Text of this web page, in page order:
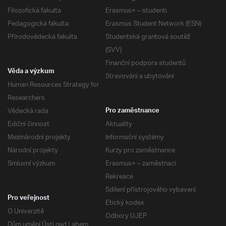
Filozofická fakulta
Pedagogická fakulta
Přírodovědecká fakulta
Erasmus+ – studenti
Erasmus Student Network (ESN)
Studentská grantová soutěž
(SVV)
Finanční podpora studentů
Stravování a ubytování
Věda a výzkum
Human Resources Strategy for
Researchers
Vědecká rada
Ediční činnost
Mezinárodní projekty
Národní projekty
Smluvní výzkum
Pro zaměstnance
Aktuality
Informační systémy
Kurzy pro zaměstnance
Erasmus+ – zaměstnaci
Rekreace
Sdílení přístrojového vybavení
Etický kodex
Odbory UJEP
Pro veřejnost
O Univerzitě